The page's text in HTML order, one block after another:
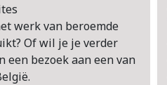
werk van beroemde
Of wil je je verder
een bezoek aan een van